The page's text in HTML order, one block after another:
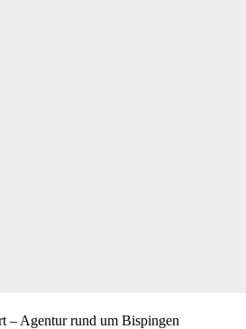
– Agentur rund um Bispingen